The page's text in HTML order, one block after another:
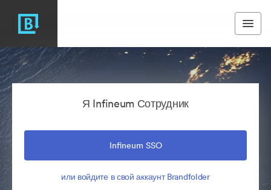
Я Infineum Сотрудник
Infineum SSO
или войдите в свой аккаунт Brandfolder